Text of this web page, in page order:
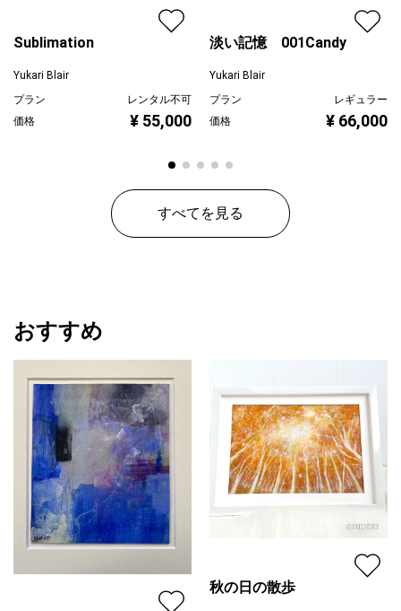
Sublimation
Yukari Blair
プラン
レンタル不可
価格
¥ 55,000
淡い記憶 001Candy
Yukari Blair
プラン
レギュラー
価格
¥ 66,000
すべてを見る
おすすめ
秋の日の散歩